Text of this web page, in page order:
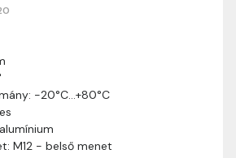
-20°C…+80°C
M12 - belső menet
a vásárlásotok gördülékenyen és
belül kézbesítjük. Amennyiben
kifolyólag a szállítás hosszabb
értesítünk benneteket.
A szállítási díj függ a termék súlyától
cím távolságától. A pontos szállítási